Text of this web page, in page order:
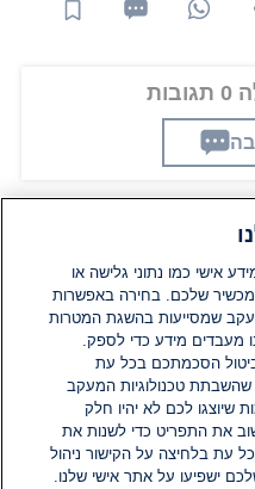
להגיב
אישי כמו נתוני גלישה או
במכשיר שלכם. בחירה באפשרות
שמסייעות בהשגת המטרות
מעבדים מידע כדי לספק.
הסכמתכם בכל עת
שהשבתת טכנולוגיות המעקב
שיוצגו לכם לא יהיו חלק
את התפריט כדי לשנות את
עת בלחיצה על הקישור ניהול
ישפיעו על אתר אישי שלנו.